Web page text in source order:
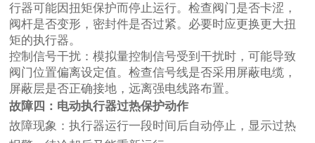
行器可能因扭矩保护而停止运行。检查阀门是否卡涩，
阀杆是否变形，密封件是否过紧。必要时应更换更大扭
矩的执行器。
控制信号干扰：模拟量控制信号受到干扰时，可能导致
阀门位置偏离设定值。检查信号线是否采用屏蔽电缆，
屏蔽层是否正确接地，远离强电线路布置。
故障四：电动执行器过热保护动作
故障现象：执行器运行一段时间后自动停止，显示过热